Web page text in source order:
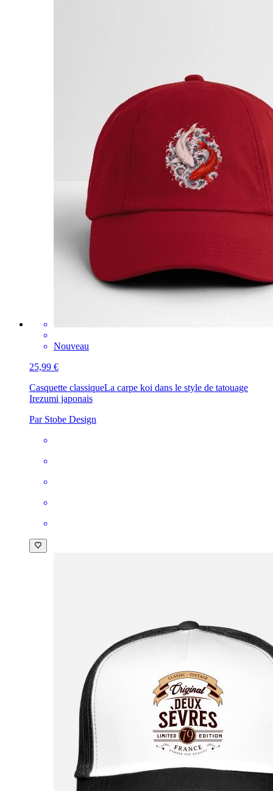
Nouveau
25,99 €
Casquette classiqueLa carpe koi dans le style de tatouage
Irezumi japonais
Par Stobe Design